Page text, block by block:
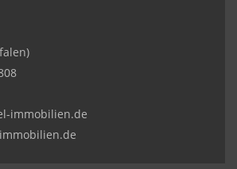
immobilien.de